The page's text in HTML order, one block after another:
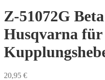
Z-51072G
Husqvarna
20,95 €